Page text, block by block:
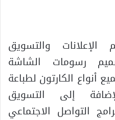
والتسويق
رسومات الشاشة
أنواع الكارتون لطباعة
إلى التسويق
التواصل الاجتماعي